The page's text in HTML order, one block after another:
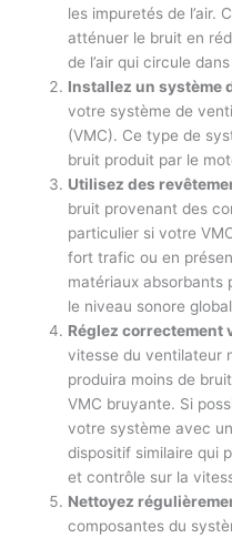
les impuretés de l’air.
atténuer le bruit en
de l’air qui circule
Installez un système
votre système de
(VMC). Ce type de
bruit produit par le
Utilisez des
bruit provenant des
particulier si votre
fort trafic ou en
matériaux absorbants
le niveau sonore
Réglez correctement
vitesse du ventilateur
produira moins de
VMC bruyante. Si
votre système avec
dispositif similaire qui
et contrôle sur la
Nettoyez
composantes du